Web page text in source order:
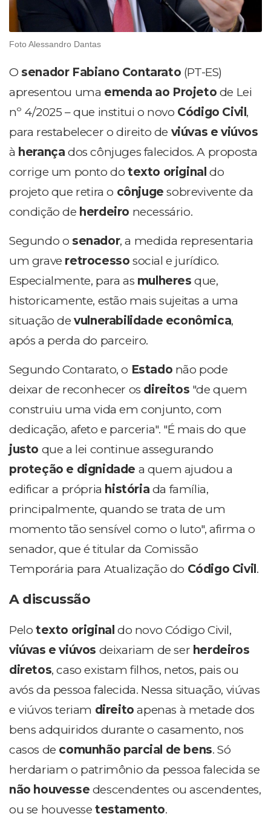
Foto Alessandro Dantas
O senador Fabiano Contarato (PT-ES)
apresentou uma emenda ao Projeto de Lei
nº 4/2025 – que institui o novo Código Civil ,
para restabelecer o direito de viúvas e viúvos
à herança dos cônjuges falecidos. A proposta
corrige um ponto dotexto original do
projeto que retira o cônjuge sobrevivente da
condição de herdeiro necessário.
Segundo o senador, a medida representaria
um grave retrocesso social e jurídico.
Especialmente, para as mulheres que,
historicamente, estão mais sujeitas a uma
situação devulnerabilidade econômica,
após a perda do parceiro.
Segundo Contarato, o Estado não pode
deixar de reconhecer os direitos "de quem
construiu uma vida em conjunto, com
dedicação, afeto e parceria". "É mais do que
justo que a lei continue assegurando
proteção e dignidade a quem ajudou a
edificar a própria história da família,
principalmente, quando se trata de um
momento tão sensível como o luto", afirma o
senador, que é titular da Comissão
Temporária para Atualização do Código Civil .
A discussão
Pelo texto original do novo Código Civil,
viúvas e viúvos deixariam de ser herdeiros
diretos, caso existam filhos, netos, pais ou
avós da pessoa falecida. Nessa situação, viúvas
e viúvos teriam direito apenas à metade dos
bens adquiridos durante o casamento, nos
casos de comunhão parcial de bens. Só
herdariam o patrimônio da pessoa falecida se
não houvesse descendentes ou ascendentes,
ou se houvesse testamento.